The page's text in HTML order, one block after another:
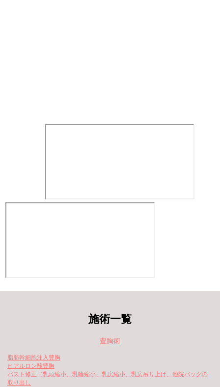
施術一覧
豊胸術
脂肪幹細胞注入豊胸
ヒアルロン酸豊胸
バスト修正（乳頭縮小、乳輪縮小、乳房縮小、乳房吊り上げ、他院バッグの
取り出し